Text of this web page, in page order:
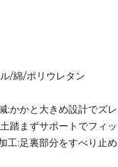
/綿/ポリウレタン
:かかと大きめ設計でズ
踏まずサポートでフィ
工:足裏部分をすべり止